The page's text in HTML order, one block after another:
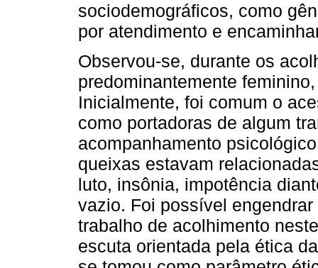
sociodemográficos, como
por atendimento e
Observou-se, durante os
predominantemente
Inicialmente, foi comum o
como portadoras de algum
acompanhamento
queixas estavam
luto, insônia, impotência
vazio. Foi possível
trabalho de acolhimento
escuta orientada pela ética